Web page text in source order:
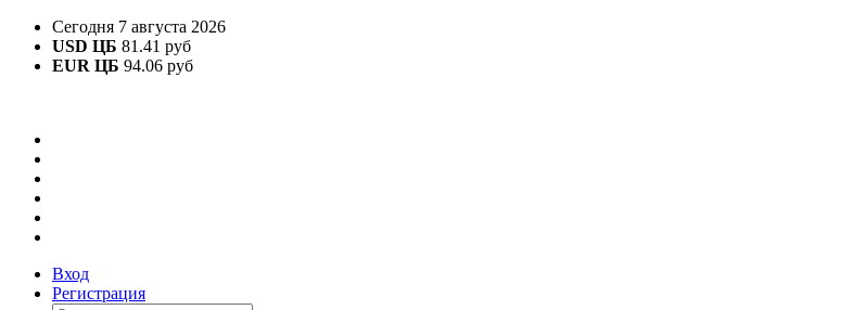
Сегодня 7 августа 2026
USD ЦБ 81.41 руб
EUR ЦБ 94.06 руб
Вход
Регистрация